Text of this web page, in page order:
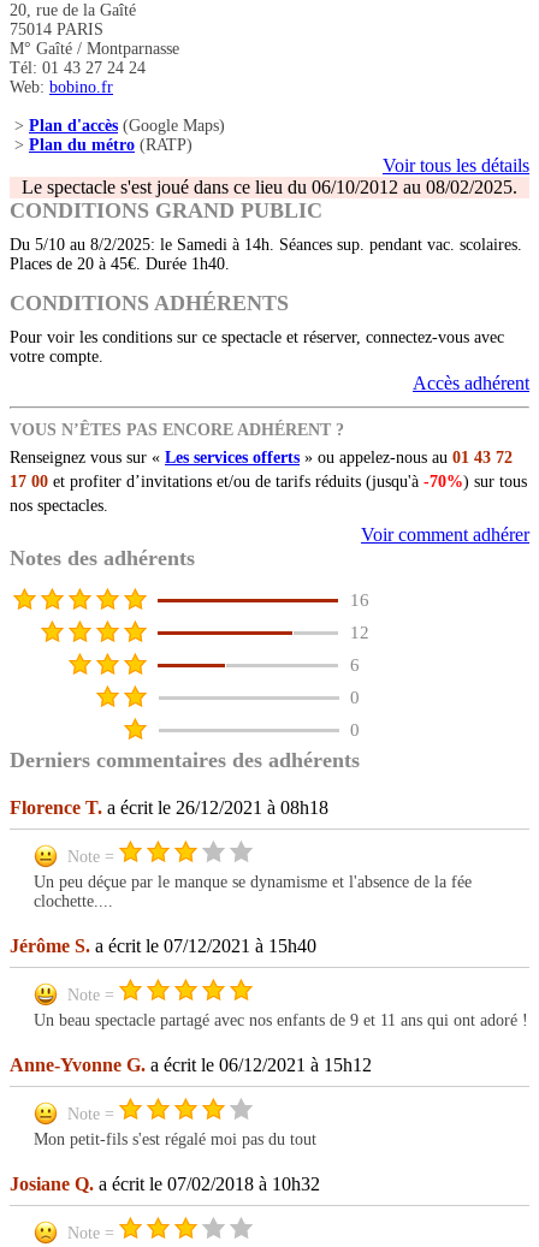
20, rue de la Gaîté
75014 PARIS
M° Gaîté / Montparnasse
Tél: 01 43 27 24 24
Web: bobino.fr
> Plan d'accès (Google Maps)
> Plan du métro (RATP)
Voir tous les détails
Le spectacle s'est joué dans ce lieu du 06/10/2012 au 08/02/2025.
CONDITIONS GRAND PUBLIC
Du 5/10 au 8/2/2025: le Samedi à 14h. Séances sup. pendant vac. scolaires.
Places de 20 à 45€. Durée 1h40.
CONDITIONS ADHÉRENTS
Pour voir les conditions sur ce spectacle et réserver, connectez-vous avec
votre compte.
Accès adhérent
VOUS N’ÊTES PAS ENCORE ADHÉRENT ?
Renseignez vous sur « Les services offerts » ou appelez-nous au 01 43 72
17 00 et profiter d’invitations et/ou de tarifs réduits (jusqu'à -70%) sur tous
nos spectacles.
Voir comment adhérer
Notes des adhérents
16
12
6
0
0
Derniers commentaires des adhérents
Florence T. a écrit le 26/12/2021 à 08h18
Note =
Un peu déçue par le manque se dynamisme et l'absence de la fée
clochette....
Jérôme S. a écrit le 07/12/2021 à 15h40
Note =
Un beau spectacle partagé avec nos enfants de 9 et 11 ans qui ont adoré !
Anne-Yvonne G. a écrit le 06/12/2021 à 15h12
Note =
Mon petit-fils s'est régalé moi pas du tout
Josiane Q. a écrit le 07/02/2018 à 10h32
Note =